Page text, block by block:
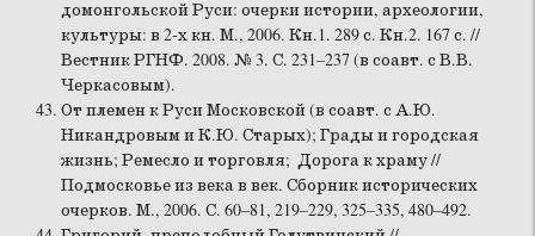
домонгольской Руси: очерки истории, археологии,
культуры: в 2-х кн. М., 2006. Кн.1. 289 с. Кн.2. 167 с. //
Вестник РГНФ. 2008. № 3. С. 231–237 (в соавт. с В.В.
Черкасовым).
От племен к Руси Московской (в соавт. с А.Ю.
Никандровым и К.Ю. Старых); Грады и городская
жизнь; Ремесло и торговля; Дорога к храму //
Подмосковье из века в век. Сборник исторических
очерков. М., 2006. С. 60–81, 219–229, 325–335, 480–492.